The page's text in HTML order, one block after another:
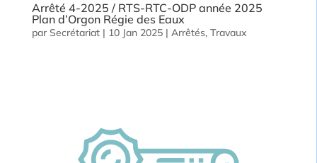
Arrêté 4-2025 / RTS-RTC-ODP année 2025
Plan d’Orgon Régie des Eaux
par Secrétariat| 10 Jan 2025| Arrêtés, Travaux